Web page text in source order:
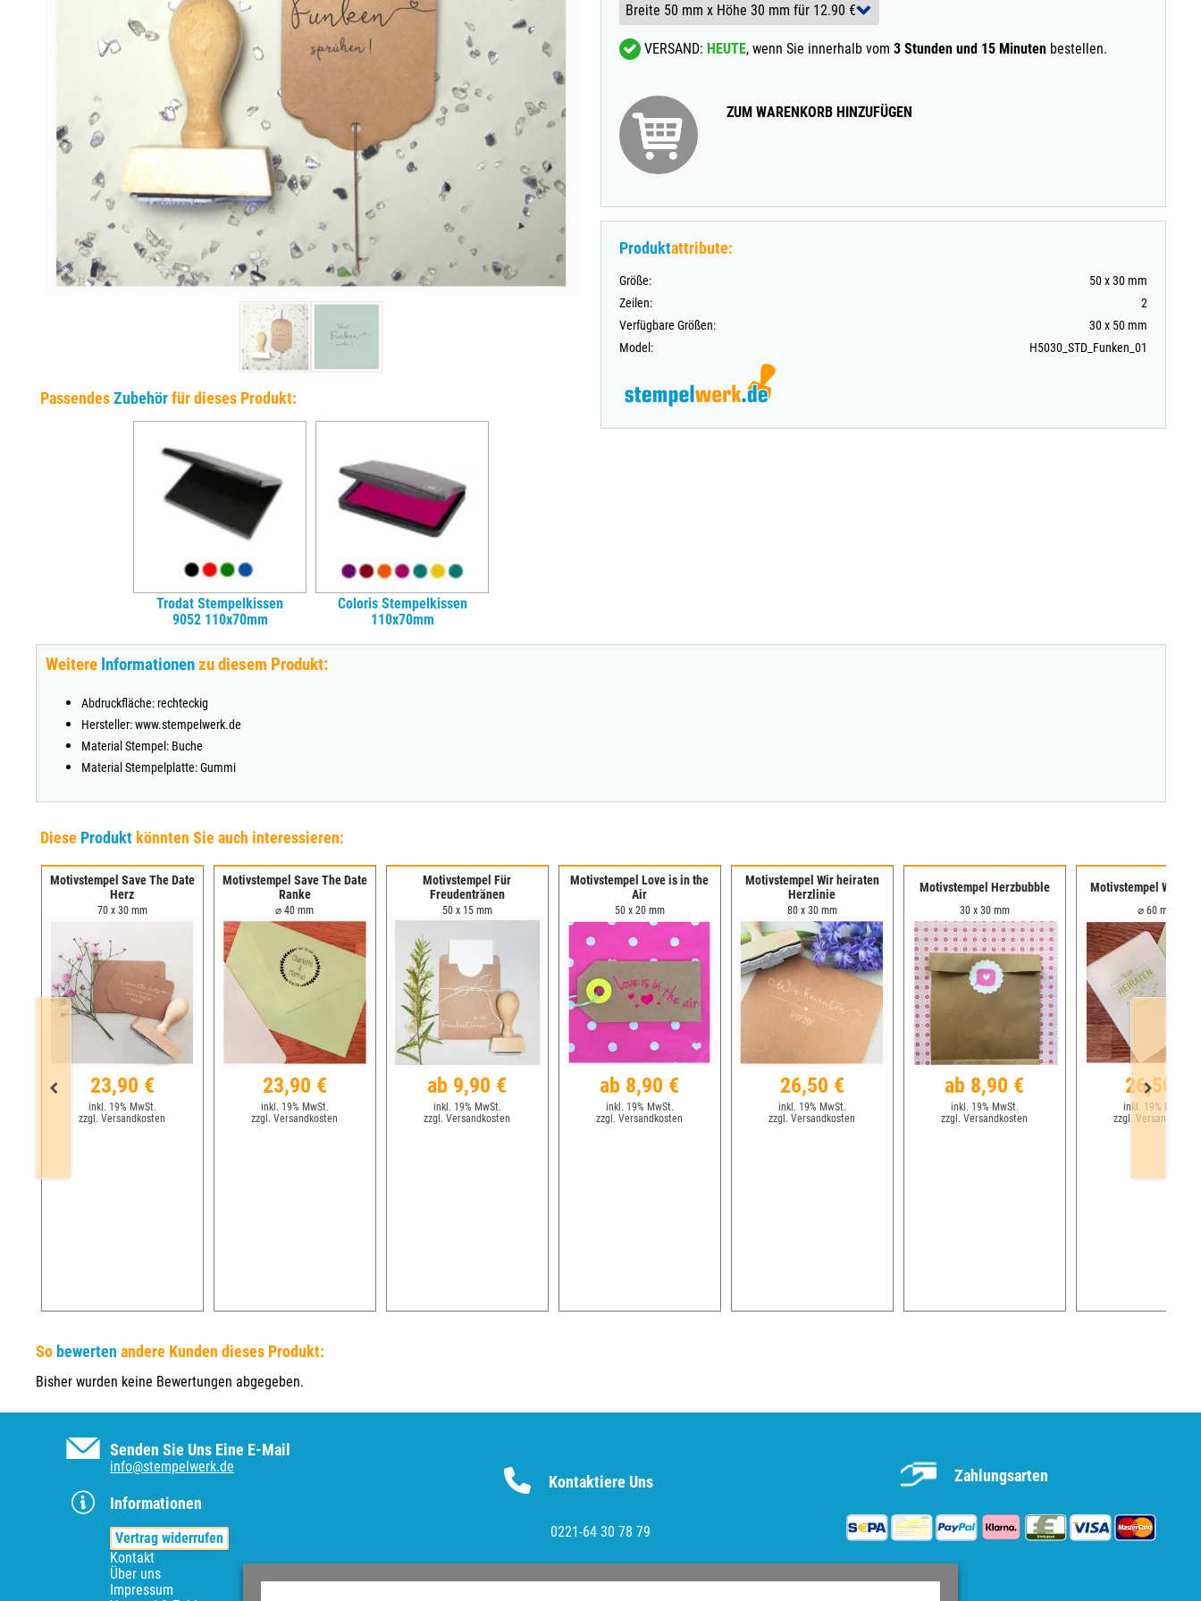
EINSÄTZE FÜR TRODAT PRÄGEZANGEN
DELRINPLATTEN FÜR PRÄGEZANGEN
TRODAT® VINTAGE
TRODAT® CREATIVE MINI STEMPEL + KISSEN SET
PassendesZubehörfür dieses Produkt:
Trodat Stempelkissen
9052 110x70mm
Coloris Stempelkissen
110x70mm
VERSAND: HEUTE, wenn Sie innerhalb vom 3 Stunden und 15 Minuten bestellen.
ZUM WARENKORB HINZUFÜGEN
Produktattribute:
Größe:
50 x 30 mm
Zeilen:
2
Verfügbare Größen:
30 x 50 mm
Model:
H5030_STD_Funken_01
Weitere Informationenzu diesem Produkt:
Abdruckfläche: rechteckig
Hersteller: www.stempelwerk.de
Material Stempel: Buche
Material Stempelplatte: Gummi
Diese Produktkönnten Sie auch interessieren:
Motivstempel Save The Date
Herz
70 x 30 mm
23,90 €
inkl. 19% MwSt.
zzgl. Versandkosten
Motivstempel Save The Date
Ranke
⌀ 40 mm
23,90 €
inkl. 19% MwSt.
zzgl. Versandkosten
Motivstempel Für
Freudentränen
50 x 15 mm
ab 9,90 €
inkl. 19% MwSt.
zzgl. Versandkosten
Motivstempel Love is in the
Air
50 x 20 mm
ab 8,90 €
inkl. 19% MwSt.
zzgl. Versandkosten
Motivstempel Wir heiraten
Herzlinie
80 x 30 mm
26,50 €
inkl. 19% MwSt.
zzgl. Versandkosten
Motivstempel Herzbubble
30 x 30 mm
ab 8,90 €
inkl. 19% MwSt.
zzgl. Versandkosten
Motivstempel Wir
⌀ 60 mm
26,50 €
inkl. 19% MwSt.
zzgl. Versandkosten
So bewerten andere Kunden dieses Produkt:
Bisher wurden keine Bewertungen abgegeben.
Senden Sie Uns Eine E-Mail
info@stempelwerk.de
Informationen
Vertrag widerrufen
Kontakt
Über uns
Impressum
Kontaktiere Uns
0221-64 30 78 79
Zahlungsarten